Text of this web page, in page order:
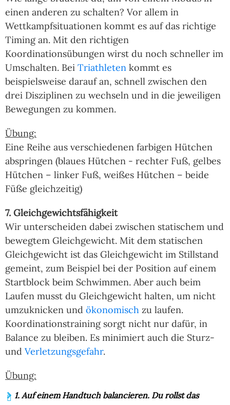
einen anderen zu schalten? Vor allem in
Wettkampfsituationen kommt es auf das richtige
Timing an. Mit den richtigen
Koordinationsübungen wirst du noch schneller im
Umschalten. Bei Triathleten kommt es
beispielsweise darauf an, schnell zwischen den
drei Disziplinen zu wechseln und in die jeweiligen
Bewegungen zu kommen.
Übung:
Eine Reihe aus verschiedenen farbigen Hütchen
abspringen (blaues Hütchen - rechter Fuß, gelbes
Hütchen – linker Fuß, weißes Hütchen – beide
Füße gleichzeitig)
7. Gleichgewichtsfähigkeit
Wir unterscheiden dabei zwischen statischem und
bewegtem Gleichgewicht. Mit dem statischen
Gleichgewicht ist das Gleichgewicht im Stillstand
gemeint, zum Beispiel bei der Position auf einem
Startblock beim Schwimmen. Aber auch beim
Laufen musst du Gleichgewicht halten, um nicht
umzuknicken und ökonomisch zu laufen.
Koordinationstraining sorgt nicht nur dafür, in
Balance zu bleiben. Es minimiert auch die Sturz-
und Verletzungsgefahr.
Übung:
1. Auf einem Handtuch balancieren. Du rollst das